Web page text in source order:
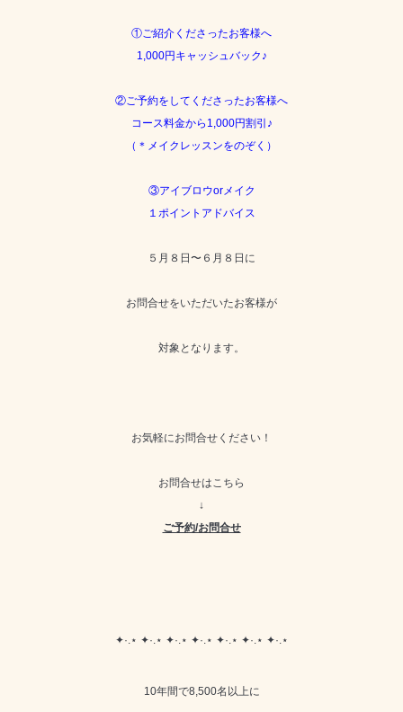
①ご紹介くださったお客様へ
1,000円キャッシュバック♪
②ご予約をしてくださったお客様へ
コース料金から1,000円割引♪
（＊メイクレッスンをのぞく）
③アイブロウorメイク
１ポイントアドバイス
５月８日〜６月８日に
お問合せをいただいたお客様が
対象となります。
お気軽にお問合せください！
お問合せはこちら
↓
ご予約/お問合せ
✦·.⋆ ✦·.⋆ ✦·.⋆ ✦·.⋆ ✦·.⋆ ✦·.⋆ ✦·.⋆
10年間で8,500名以上に